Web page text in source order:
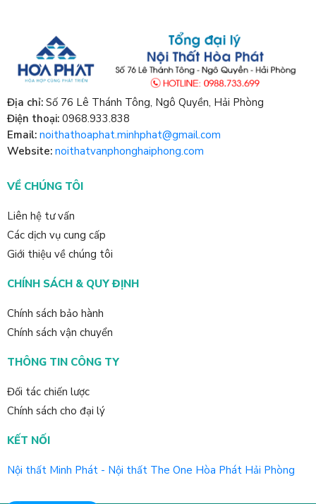
Địa chỉ: Số 76 Lê Thánh Tông, Ngô Quyền, Hải Phòng
Điện thoại: 0968.933.838
Email: noithathoaphat.minhphat@gmail.com
Website: noithatvanphonghaiphong.com
VỀ CHÚNG TÔI
Liên hệ tư vấn
Các dịch vụ cung cấp
Giới thiệu về chúng tôi
CHÍNH SÁCH & QUY ĐỊNH
Chính sách bảo hành
Chính sách vận chuyển
THÔNG TIN CÔNG TY
Đối tác chiến lược
Chính sách cho đại lý
KẾT NỐI
Nội thất Minh Phát - Nội thất The One Hòa Phát Hải Phòng